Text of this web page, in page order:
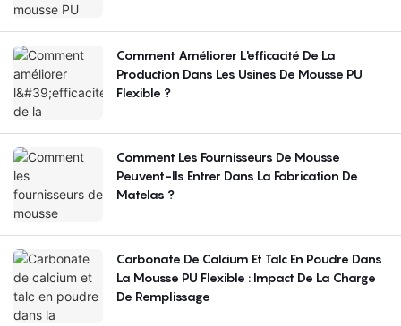
Comment Améliorer L'efficacité De La
Production Dans Les Usines De Mousse PU
Flexible ?
Comment Les Fournisseurs De Mousse
Peuvent-Ils Entrer Dans La Fabrication De
Matelas ?
Carbonate De Calcium Et Talc En Poudre Dans
La Mousse PU Flexible : Impact De La Charge
De Remplissage